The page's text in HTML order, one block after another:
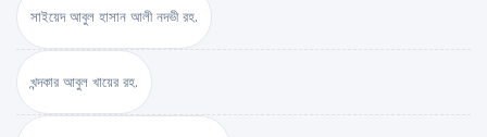
সাইয়েদ আবুল হাসান আলী নদভী রহ.
খন্দকার আবুল খায়ের রহ.